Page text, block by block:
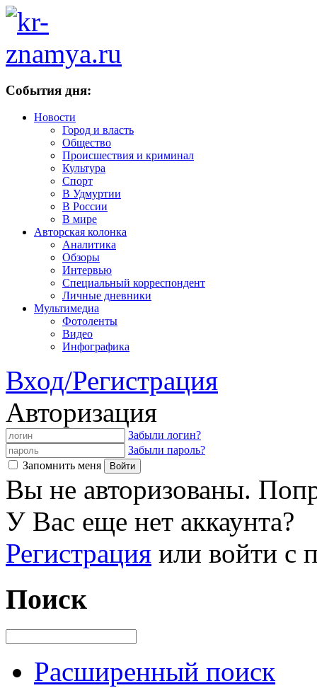
События дня:
Новости
Город и власть
Общество
Происшествия и криминал
Культура
Спорт
В Удмуртии
В России
В мире
Авторская колонка
Аналитика
Обзоры
Интервью
Специальный корреспондент
Личные дневники
Мультимедиа
Фотоленты
Видео
Инфографика
Вход/Регистрация
Авторизация
Забыли логин?
Забыли пароль?
Запомнить меня
Вы не авторизованы.
У Вас еще нет аккаунта?
Регистрация или войти с
Поиск
Расширенный поиск